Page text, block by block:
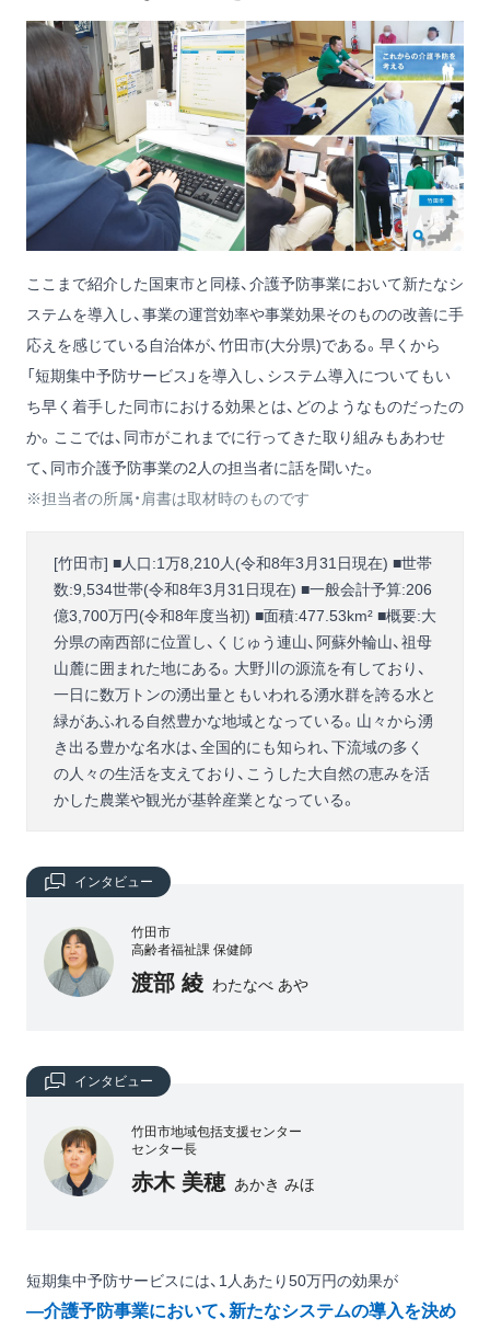
ここまで紹介した国東市と同様、介護予防事業において新たなシ
ステムを導入し、事業の運営効率や事業効果そのものの改善に手
応えを感じている自治体が、竹田市(大分県)である。早くから
「短期集中予防サービス」を導入し、システム導入についてもい
ち早く着手した同市における効果とは、どのようなものだったの
か。ここでは、同市がこれまでに行ってきた取り組みもあわせ
て、同市介護予防事業の2人の担当者に話を聞いた。
※担当者の所属・肩書は取材時のものです
[竹田市] ■人口:1万8,210人(令和8年3月31日現在) ■世帯
数:9,534世帯(令和8年3月31日現在) ■一般会計予算:206
億3,700万円(令和8年度当初) ■面積:477.53km² ■概要:大
分県の南西部に位置し、くじゅう連山、阿蘇外輪山、祖母
山麓に囲まれた地にある。大野川の源流を有しており、
一日に数万トンの湧出量ともいわれる湧水群を誇る水と
緑があふれる自然豊かな地域となっている。山々から湧
き出る豊かな名水は、全国的にも知られ、下流域の多く
の人々の生活を支えており、こうした大自然の恵みを活
かした農業や観光が基幹産業となっている。
インタビュー
竹田市
高齢者福祉課 保健師
渡部 綾 わたなべ あや
インタビュー
竹田市地域包括支援センター
センター長
赤木 美穂 あかき みほ
短期集中予防サービスには、1人あたり50万円の効果が
―介護予防事業において、新たなシステムの導入を決め